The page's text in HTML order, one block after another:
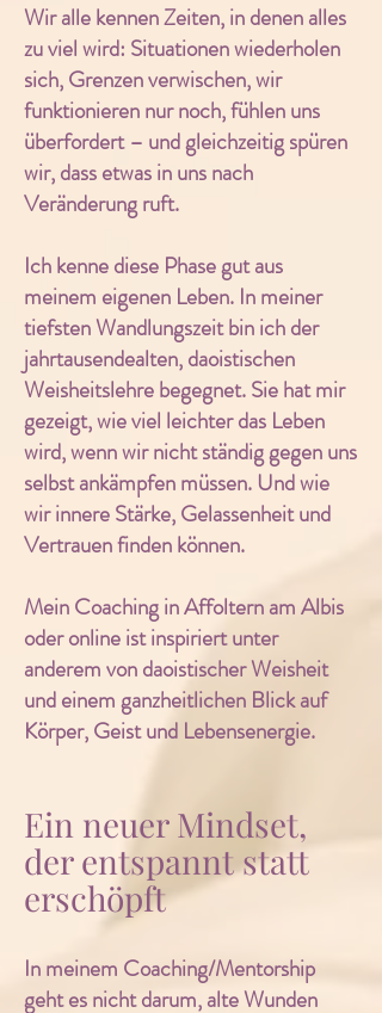
Wir alle kennen Zeiten, in denen alles
zu viel wird: Situationen wiederholen
sich, Grenzen verwischen, wir
funktionieren nur noch, fühlen uns
überfordert – und gleichzeitig spüren
wir, dass etwas in uns nach
Veränderung ruft.
Ich kenne diese Phase gut aus
meinem eigenen Leben. In meiner
tiefsten Wandlungszeit bin ich der
jahrtausendealten, daoistischen
Weisheitslehre begegnet. Sie hat mir
gezeigt, wie viel leichter das Leben
wird, wenn wir nicht ständig gegen uns
selbst ankämpfen müssen. Und wie
wir innere Stärke, Gelassenheit und
Vertrauen finden können.
Mein Coaching in Affoltern am Albis
oder online ist inspiriert unter
anderem von daoistischer Weisheit
und einem ganzheitlichen Blick auf
Körper, Geist und Lebensenergie.
Ein neuer Mindset,
der entspannt statt
erschöpft
In meinem Coaching/Mentorship
geht es nicht darum, alte Wunden